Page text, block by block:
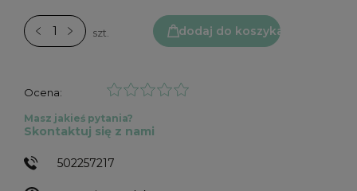
szt. dodaj do koszyka
Ocena:
Masz jakieś pytania?
Skontaktuj się z nami
502257217